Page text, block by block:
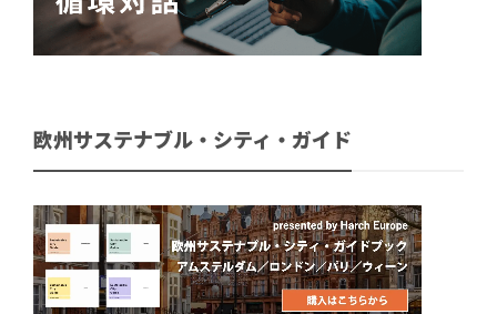
欧州サステナブル・シティ・ガイド